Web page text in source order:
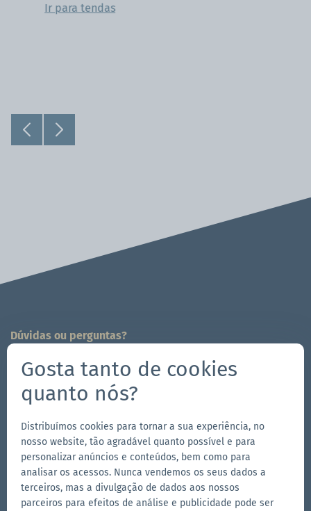
Ir para tendas
Dúvidas ou perguntas?
704-312-1600
es@zingerle.group
para
Ir
para
a
Siga-
nos
Ir
para
a
Gosta tanto de cookies
quanto nós?
Distribuímos cookies para tornar a sua experiência, no
nosso website, tão agradável quanto possível e para
personalizar anúncios e conteúdos, bem como para
analisar os acessos. Nunca vendemos os seus dados a
terceiros, mas a divulgação de dados aos nossos
parceiros para efeitos de análise e publicidade pode ser